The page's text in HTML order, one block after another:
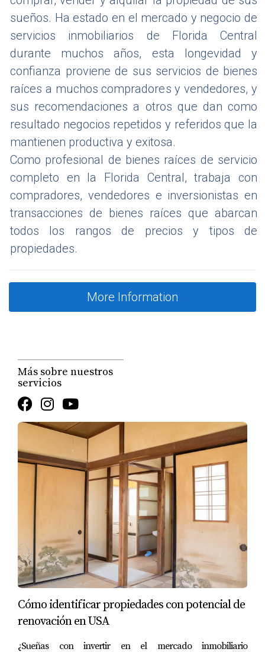
diversificada
Perfil ideal para alquiler a largo plazo y
rentas familiares
Precios aún accesibles frente a otros
mercados
Fuerte crecimiento por empleo, turismo y
expansión urbana
📌Miami
Mercado altamente líquido
Gran presencia de capital internacional
Más orientado a preservación de capital y
plusvalía
Mayor sensibilidad a ciclos económicos
globales
emergentes
Crecimiento acelerado
Interesantes para inversionistas con
visión de mediano plazo
Un inversionista estratégico no pregunta
“¿dónde es mejor?”, sino “qué mercado se
adapta mejor a mi perfil y objetivo”.
Invertir bien no es comprar barato, es
comprar con estrategia
Una inversión inmobiliaria sólida no se define
capacidad de sostenerse en el tiempo
inversionistas profesionales analizan métricas
clave como:
Retorno real de la inversión (ROI)
Flujo de caja y estabilidad de rentas
Demanda del mercado de alquiler
Liquidez y plan de salida
sueños. Ha estado en el mercado y negocio de
servicios inmobiliarios de Florida Central
durante muchos años, esta longevidad y
confianza proviene de sus servicios de bienes
raíces a muchos compradores y vendedores, y
sus recomendaciones a otros que dan como
resultado negocios repetidos y referidos que la
mantienen productiva y exitosa.
Como profesional de bienes raíces de servicio
completo en la Florida Central, trabaja con
compradores, vendedores e inversionistas en
transacciones de bienes raíces que abarcan
todos los rangos de precios y tipos de
propiedades.
More Information
Más sobre nuestros
servicios
Cómo identificar propiedades con potencial de
renovación en USA
¿Sueñas con invertir en el mercado inmobiliario